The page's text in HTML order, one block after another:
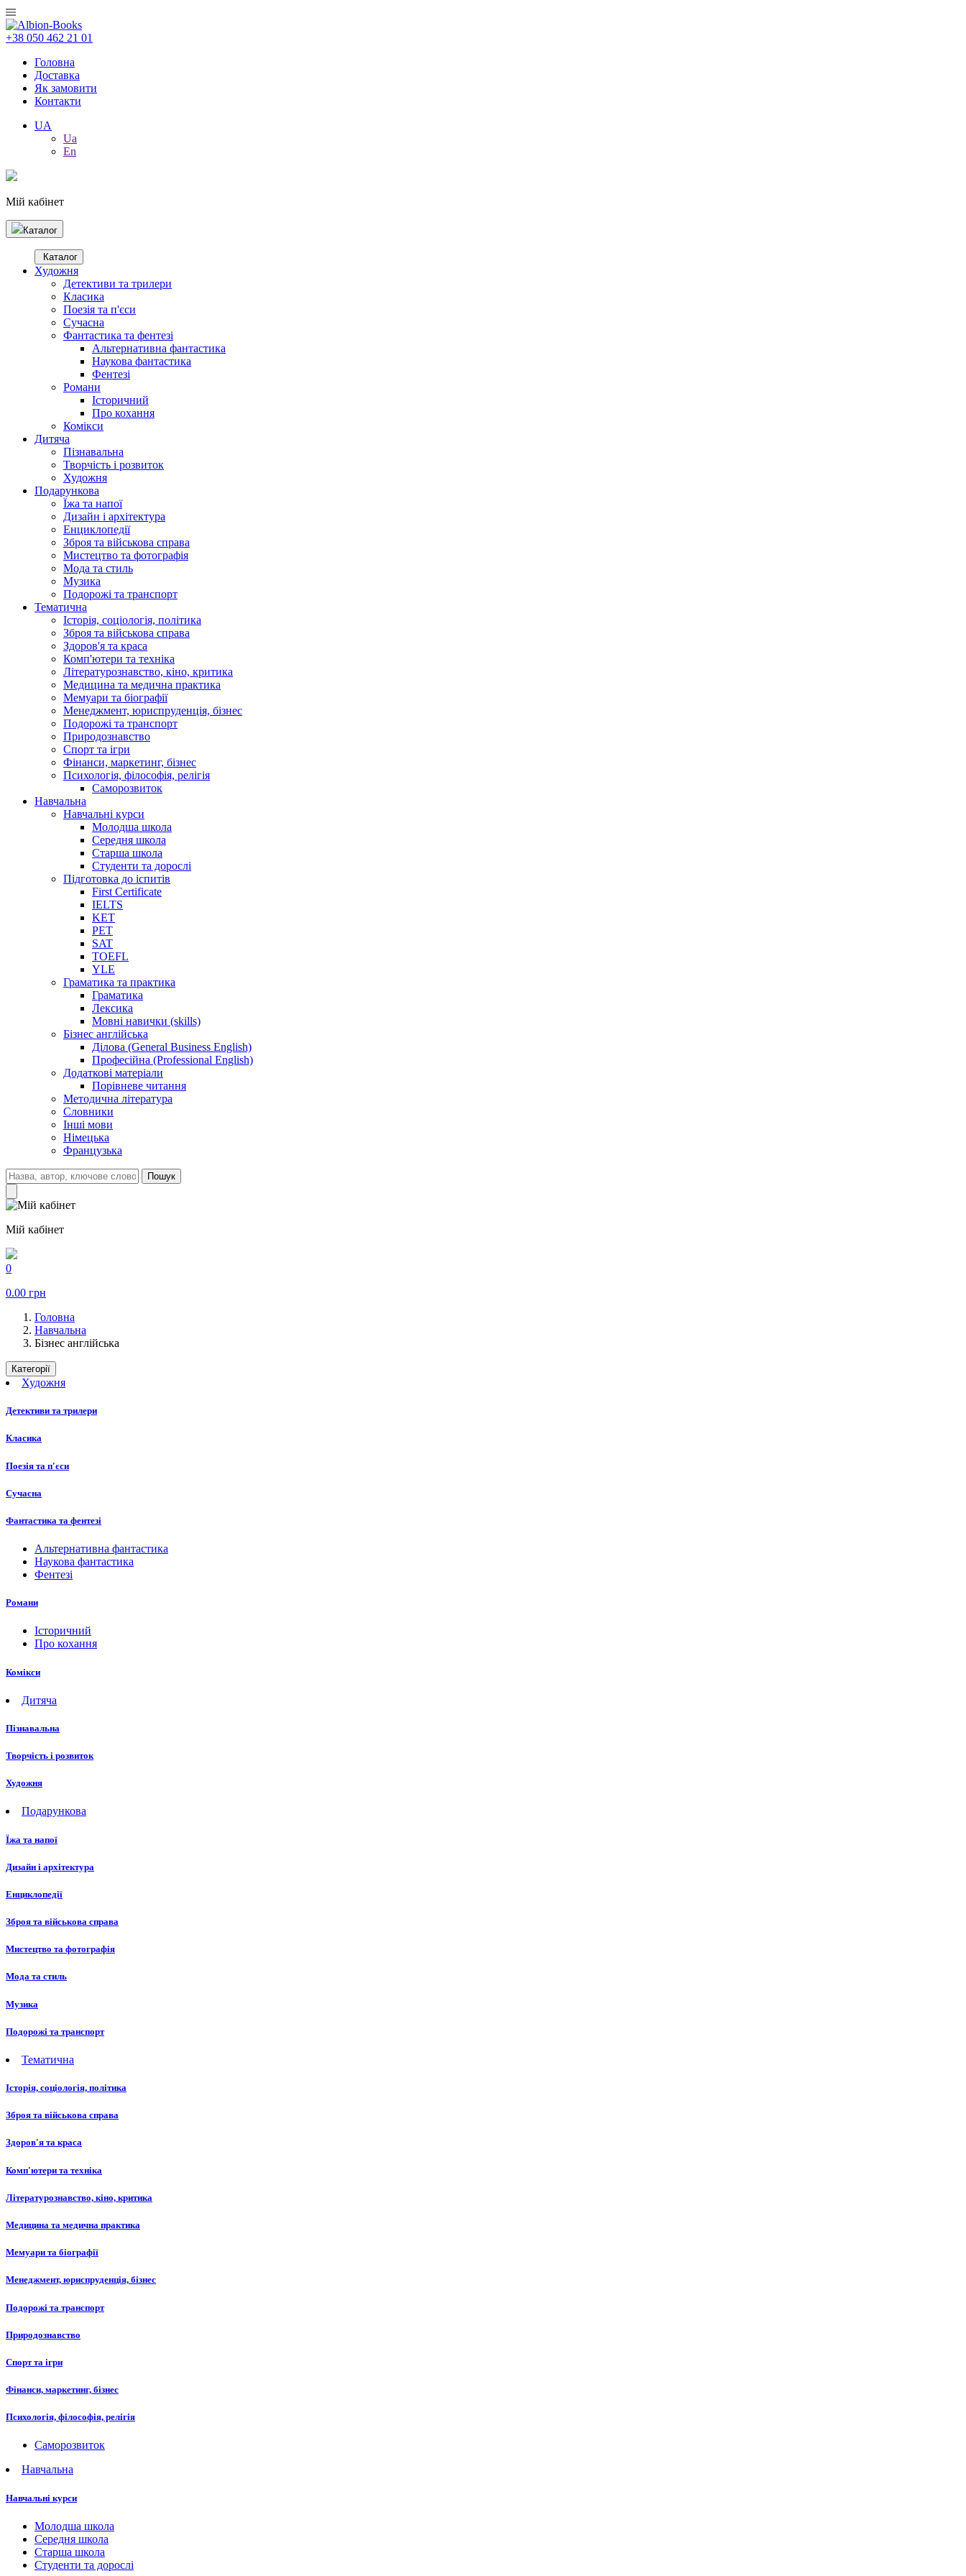
+38 050 462 21 01
Головна
Доставка
Як замовити
Контакти
UA
Ua
En
Мій кабінет
Каталог
Каталог
Художня
Детективи та трилери
Класика
Поезія та п'єси
Сучасна
Фантастика та фентезі
Альтернативна фантастика
Наукова фантастика
Фентезі
Романи
Історичний
Про кохання
Комікси
Дитяча
Пізнавальна
Творчість і розвиток
Художня
Подарункова
Їжа та напої
Дизайн і архітектура
Енциклопедії
Зброя та військова справа
Мистецтво та фотографія
Мода та стиль
Музика
Подорожі та транспорт
Тематична
Історія, соціологія, політика
Зброя та військова справа
Здоров'я та краса
Комп'ютери та техніка
Літературознавство, кіно, критика
Медицина та медична практика
Мемуари та біографії
Менеджмент, юриспруденція, бізнес
Подорожі та транспорт
Природознавство
Спорт та ігри
Фінанси, маркетинг, бізнес
Психологія, філософія, релігія
Саморозвиток
Навчальна
Навчальні курси
Молодша школа
Середня школа
Старша школа
Студенти та дорослі
Підготовка до іспитів
First Certificate
IELTS
KET
PET
SAT
TOEFL
YLE
Граматика та практика
Граматика
Лексика
Мовні навички (skills)
Бізнес англійська
Ділова (General Business English)
Професійна (Professional English)
Додаткові матеріали
Порівневе читання
Методична література
Словники
Інші мови
Німецька
Французька
Пошук
Мій кабінет
0
0.00 грн
Головна
Навчальна
Бізнес англійська
Категорії
Художня
Детективи та трилери
Класика
Поезія та п'єси
Сучасна
Фантастика та фентезі
Альтернативна фантастика
Наукова фантастика
Фентезі
Романи
Історичний
Про кохання
Комікси
Дитяча
Пізнавальна
Творчість і розвиток
Художня
Подарункова
Їжа та напої
Дизайн і архітектура
Енциклопедії
Зброя та військова справа
Мистецтво та фотографія
Мода та стиль
Музика
Подорожі та транспорт
Тематична
Історія, соціологія, політика
Зброя та військова справа
Здоров'я та краса
Комп'ютери та техніка
Літературознавство, кіно, критика
Медицина та медична практика
Мемуари та біографії
Менеджмент, юриспруденція, бізнес
Подорожі та транспорт
Природознавство
Спорт та ігри
Фінанси, маркетинг, бізнес
Психологія, філософія, релігія
Саморозвиток
Навчальна
Навчальні курси
Молодша школа
Середня школа
Старша школа
Студенти та дорослі